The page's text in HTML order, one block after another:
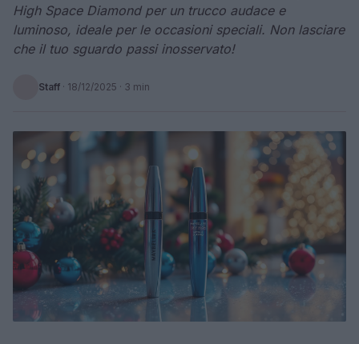
High Space Diamond per un trucco audace e
luminoso, ideale per le occasioni speciali. Non lasciare
che il tuo sguardo passi inosservato!
Staff · 18/12/2025 · 3 min